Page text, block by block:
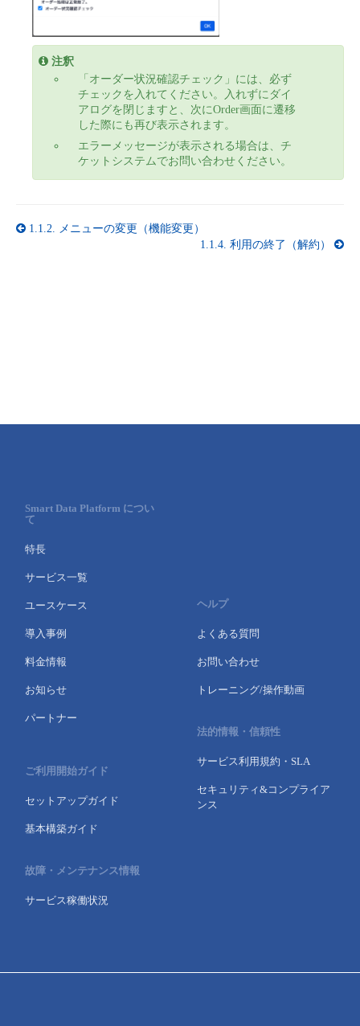
注釈
「オーダー状況確認チェック」には、必ず
チェックを入れてください。入れずにダイ
アログを閉じますと、次にOrder画面に遷移
した際にも再び表示されます。
エラーメッセージが表示される場合は、チ
ケットシステムでお問い合わせください。
1.1.2. メニューの変更（機能変更）
1.1.4. 利用の終了（解約）
Smart Data Platform につい
て
特長
サービス一覧
ユースケース
導入事例
料金情報
お知らせ
パートナー
ご利用開始ガイド
セットアップガイド
基本構築ガイド
故障・メンテナンス情報
サービス稼働状況
ヘルプ
よくある質問
お問い合わせ
トレーニング/操作動画
法的情報・信頼性
サービス利用規約・SLA
セキュリティ&コンプライア
ンス